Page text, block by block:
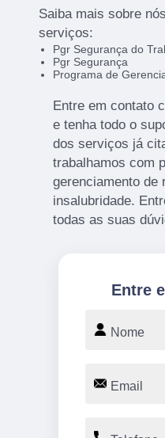
Saiba mais sobre
serviços:
Pgr Segurança do
Pgr Segurança
Programa de
Entre em contato
e tenha todo o
dos serviços já
trabalhamos com
gerenciamento de
insalubridade.
todas as suas
Entre